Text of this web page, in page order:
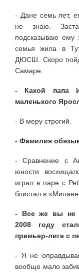
- Дане семь лет,
не знаю.
подсказываю
семья жила в
ДЮСШ. Скоро
Самаре.
- Какой папа
маленького
- В меру строгий.
- Фамилия
- Сравнение с
юности
играл в паре с
блистал в
- Все же вы не
2008 году
премьер-лиге с
- Я не
вообще мало